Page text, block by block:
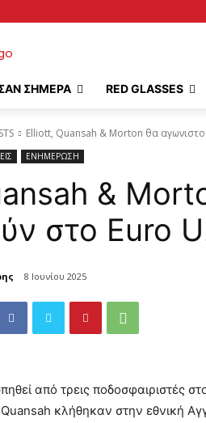
ΣΗΜΕΡΑ RED GLASSES
Elliott, Quansah & Morton θα
ΕΝΗΜΕΡΩΣΗ
&
στο Euro
8 Ιουνίου 2025
από τρεις ποδοσφαιριστές
κλήθηκαν στην εθνική